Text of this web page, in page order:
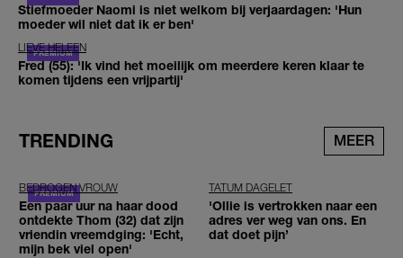
Stiefmoeder Naomi is niet welkom bij verjaardagen: 'Hun
moeder wil niet dat ik er ben'
LIEVE HELEEN
Fred (55): 'Ik vind het moeilijk om meerdere keren klaar te
komen tijdens een vrijpartij'
TRENDING MEER
BEDROGEN VROUW
Een paar uur na haar dood
ontdekte Thom (32) dat zijn
vriendin vreemdging: 'Echt,
mijn bek viel open'
TATUM DAGELET
'Ollie is vertrokken naar een
adres ver weg van ons. En
dat doet pijn’